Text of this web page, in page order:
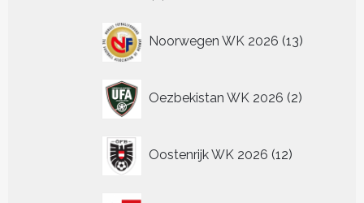
Noorwegen WK 2026 13
producten
Oezbekistan WK 2026 2
producten
Oostenrijk WK 2026 12
producten